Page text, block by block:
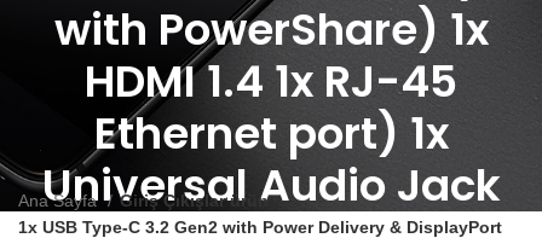
with PowerShare) 1x
HDMI 1.4 1x RJ-45
Ethernet port) 1x
Universal Audio Jack
Ana Sayfa
Giriş Çıkışlar ürün
1x USB Type-C 3.2 Gen2 with Power Delivery & DisplayPort